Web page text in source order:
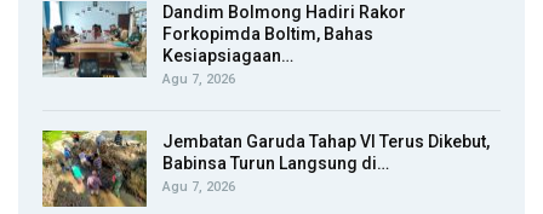
Dandim Bolmong Hadiri Rakor
Forkopimda Boltim, Bahas
Kesiapsiagaan…
Agu 7, 2026
Jembatan Garuda Tahap VI Terus Dikebut,
Babinsa Turun Langsung di…
Agu 7, 2026